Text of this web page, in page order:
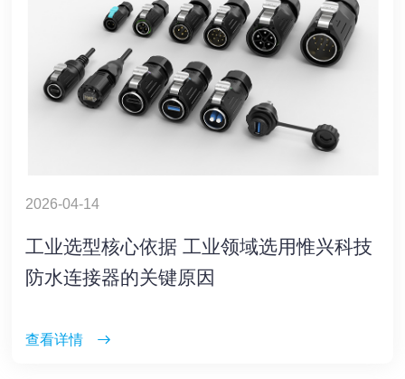
2026-04-14
工业选型核心依据 工业领域选用惟兴科技
防水连接器的关键原因
查看详情